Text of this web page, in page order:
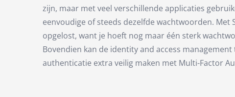
zijn, maar met veel verschillende applicaties
eenvoudige of steeds dezelfde wachtwoorden. Met
opgelost, want je hoeft nog maar één sterk
Bovendien kan de identity and access
authenticatie extra veilig maken met Multi-Factor